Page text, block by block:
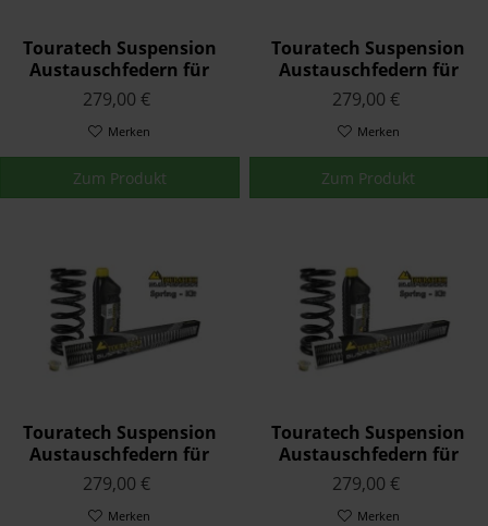
Touratech Suspension
Austauschfedern für
Triumph TIGER 800 XR /
XRx 2018 - 2019
279,00 €
Merken
Zum Produkt
Touratech Suspension
Austauschfedern für
Triumph TIGER 800 XRx
(nur mit Original
Werkstieferlegung)
279,00 €
Merken
Zum Produkt
Touratech Suspension
Austauschfedern für
Triumph STREET TRIPLE
S (765) 2017 - 2020
279,00 €
Merken
Touratech Suspension
Austauschfedern für
Triumph THUNDERBIRD
1995 - 2001
279,00 €
Merken